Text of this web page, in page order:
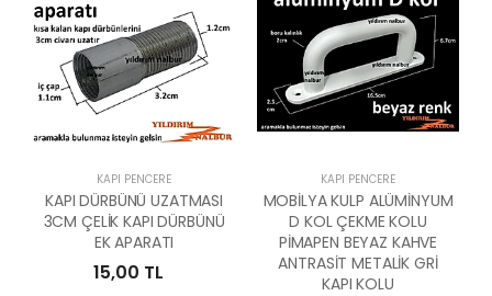
KAPI PENCERE
KAPI DÜRBÜNÜ UZATMASI
3CM ÇELİK KAPI DÜRBÜNÜ
EK APARATI
15,00 TL
KAPI PENCERE
MOBİLYA KULP ALÜMİNYUM
D KOL ÇEKME KOLU
PİMAPEN BEYAZ KAHVE
ANTRASİT METALİK GRİ
KAPI KOLU